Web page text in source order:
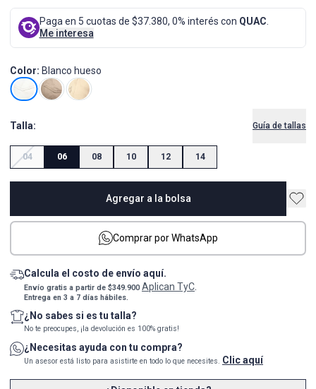
Paga en 5 cuotas de $37.380, 0% interés con QUAC
Me interesa
Color: Blanco hueso
Talla: Guía de tallas
04 06 08 10 12 14
Agregar a la bolsa
Comprar por WhatsApp
Calcula el costo de envío aquí.
Envío gratis a partir de $349.900Aplican TyC.
Entrega en 3 a 7 días hábiles.
¿No sabes si es tu talla?
No te preocupes, ¡la devolución es 100% gratis!
¿Necesitas ayuda con tu compra?
Un asesor está listo para asistirte en todo lo que necesites. Clic aquí